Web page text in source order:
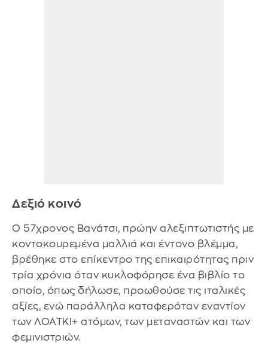
Δεξιό κοινό
Ο 57χρονος Βανάτσι, πρώην αλεξιπτωτιστής με
κοντοκουρεμένα μαλλιά και έντονο βλέμμα,
βρέθηκε στο επίκεντρο της επικαιρότητας πριν
τρία χρόνια όταν κυκλοφόρησε ένα βιβλίο το
οποίο, όπως δήλωσε, προωθούσε τις ιταλικές
αξίες, ενώ παράλληλα καταφερόταν εναντίον
των ΛΟΑΤΚΙ+ ατόμων, των μεταναστών και των
φεμινιστριών.